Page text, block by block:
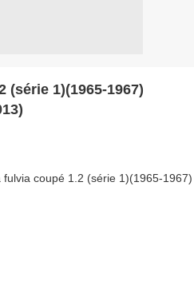
(série 1)(1965-1967)